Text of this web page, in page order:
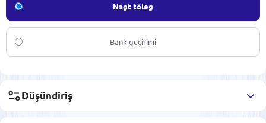
Nagt töleg
Bank geçirimi
Düşündiriş